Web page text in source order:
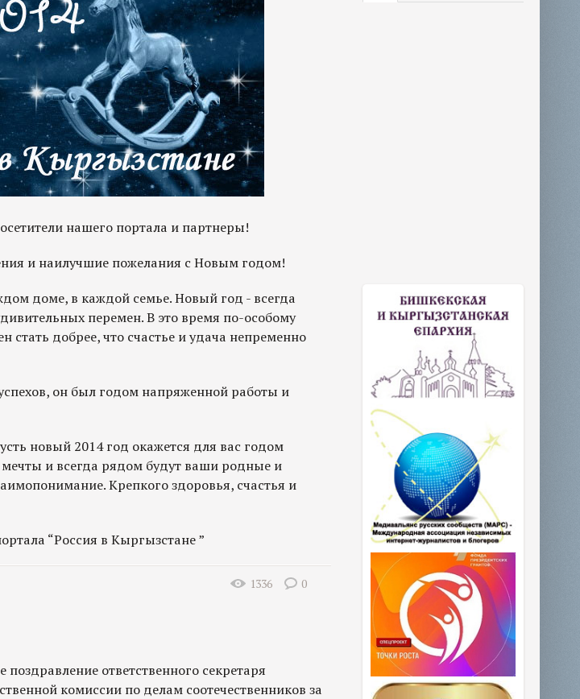
нашего портала и партнеры!
и наилучшие пожелания с Новым годом!
доме, в каждой семье. Новый год - всегда
перемен. В это время по-особому
добрее, что счастье и удача непременно
он был годом напряженной работы и
новый 2014 год окажется для вас годом
мечты и всегда рядом будут ваши родные и
Крепкого здоровья, счастья и
“Россия в Кыргызстане ”
1336 0
поздравление ответственного секретаря
комиссии по делам соотечественников за